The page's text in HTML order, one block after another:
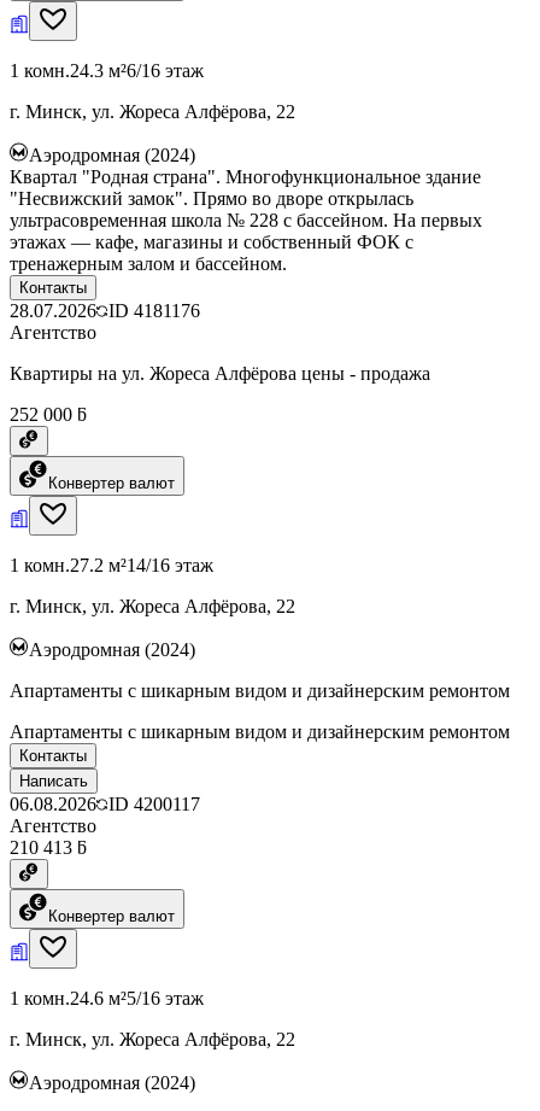
1 комн.24.3 м²6/16 этаж
г. Минск, ул. Жореса Алфёрова, 22
Аэродромная (2024)
Квартал "Родная страна". Многофункциональное здание
"Несвижский замок". Прямо во дворе открылась
ультрасовременная школа № 228 с бассейном. На первых
этажах — кафе, магазины и собственный ФОК с
тренажерным залом и бассейном.
Контакты
28.07.2026 ID 4181176
Агентство
Квартиры на ул. Жореса Алфёрова цены - продажа
252 000 ƃ
Конвертер валют
1 комн.27.2 м²14/16 этаж
г. Минск, ул. Жореса Алфёрова, 22
Аэродромная (2024)
Апартаменты с шикарным видом и дизайнерским ремонтом
Апартаменты с шикарным видом и дизайнерским ремонтом
Контакты
Написать
06.08.2026 ID 4200117
Агентство
210 413 ƃ
Конвертер валют
1 комн.24.6 м²5/16 этаж
г. Минск, ул. Жореса Алфёрова, 22
Аэродромная (2024)